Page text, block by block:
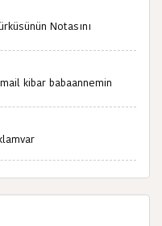
Notasını
Teşekkürler.
kibar babaannemin